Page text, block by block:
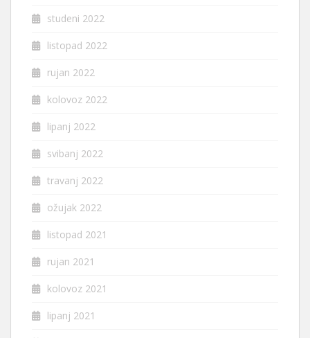
studeni 2022
listopad 2022
rujan 2022
kolovoz 2022
lipanj 2022
svibanj 2022
travanj 2022
ožujak 2022
listopad 2021
rujan 2021
kolovoz 2021
lipanj 2021